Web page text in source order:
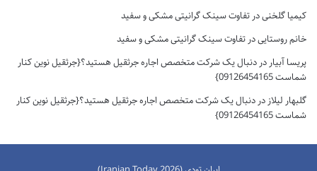
کیمیا گلخنیدر تفاوت سینک گرانیتی مشکی و سفید
خانم روستاییدر تفاوت سینک گرانیتی مشکی و سفید
پریسا آبیار در دنبال یک شرکت متخصص اجاره جرثقیل هستید؟{جرثقیل نوین کنار
شماست 09126454165}
گلبهار لیلاز در دنبال یک شرکت متخصص اجاره جرثقیل هستید؟{جرثقیل نوین کنار
شماست 09126454165}